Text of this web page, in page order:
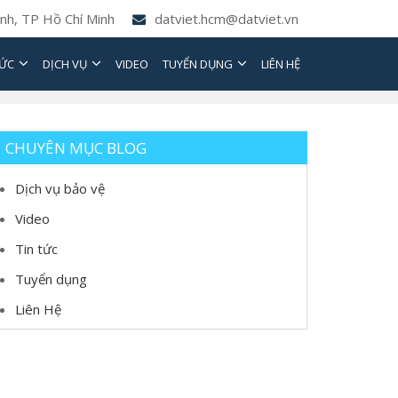
TP Hồ Chí Minh datviet.hcm@datviet.vn
DỊCH VỤ VIDEO TUYỂN DỤNG LIÊN HỆ
CHUYÊN MỤC BLOG
Dịch vụ bảo vệ
Video
Tin tức
Tuyển dụng
Liên Hệ